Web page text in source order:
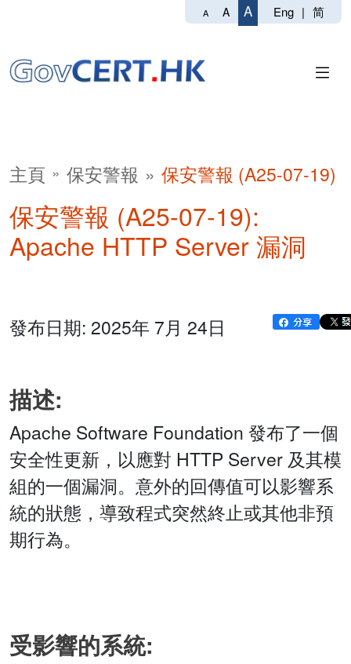
A A A Eng | 简
主頁 保安警報 保安警報 (A25-07-19)
保安警報 (A25-07-19):
Apache HTTP Server 漏洞
發布日期: 2025年 7月 24日
描述:
Apache Software Foundation 發布了一個
安全性更新，以應對 HTTP Server 及其模
組的一個漏洞。意外的回傳值可以影響系
統的狀態，導致程式突然終止或其他非預
期行為。
受影響的系統: